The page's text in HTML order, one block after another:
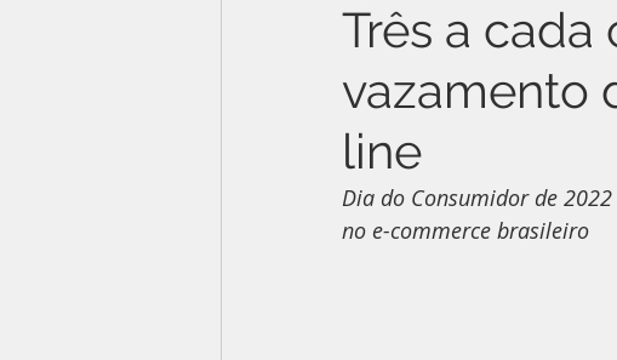
Três a
vazamento
line
Dia do Consumidor de
no e-commerce brasileiro